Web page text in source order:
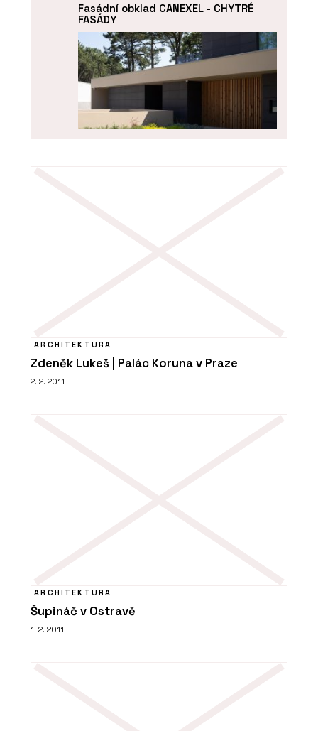
Fasádní obklad CANEXEL - CHYTRÉ
FASÁDY
laminátu MEG - CHYTRÉ FASÁDY
ARCHITEKTURA
Zdeněk Lukeš | Palác Koruna v Praze
2. 2. 2011
ARCHITEKTURA
Šupináč v Ostravě
1. 2. 2011